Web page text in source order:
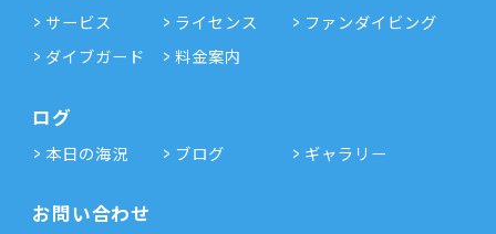
サービス ライセンス
ファンダイビング
ダイブガード
料金案内
ログ
本日の海況 ブログ ギャラリー
お問い合わせ